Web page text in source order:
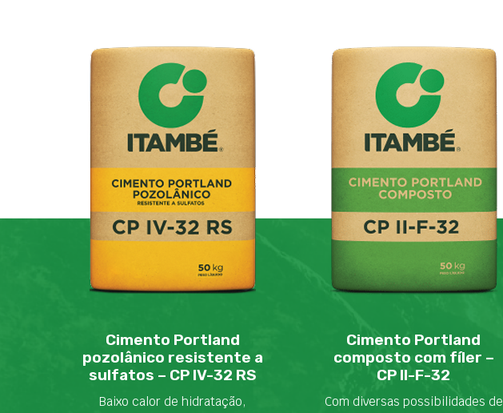
Cimento Portland
pozolânico resistente a
sulfatos – CP IV-32 RS
Baixo calor de hidratação,
Cimento Portland
composto com fíler –
CP II-F-32
Com diversas possibilidades de